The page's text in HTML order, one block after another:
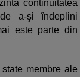
continuitatea
a-şi îndeplini
este parte din
membre ale